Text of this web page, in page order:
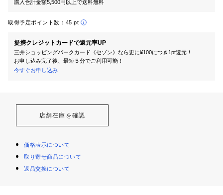
購入合計金額5,500円以上で送料無料
取得予定ポイント数： 45 pt
提携クレジットカードで還元率UP
三井ショッピングパークカード《セゾン》なら更に¥100につき1pt還元！
お申し込み完了後、最短５分でご利用可能！
今すぐお申し込み
店舗在庫を確認
価格表示について
取り寄せ商品について
返品交換について